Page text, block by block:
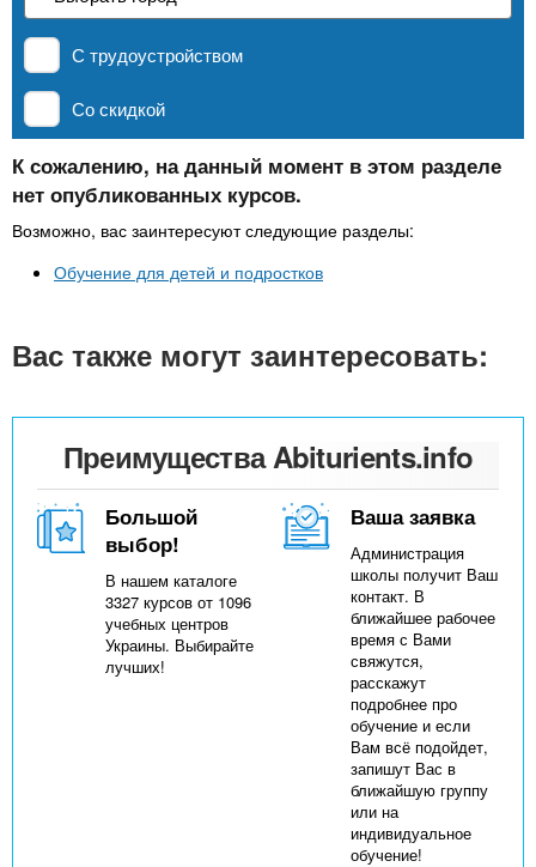
t
s
.
i
n
f
o
е
д
е
н
Частные школы
Онлайн курсы
За рубежом
С трудоустройством
Со скидкой
К сожалению, на данный момент в этом разделе
нет опубликованных курсов.
Возможно, вас заинтересуют следующие разделы:
Обучение для детей и подростков
Вас также могут заинтересовать:
Преимущества Abiturients.info
Большой
выбор!
В нашем каталоге
3327 курсов от 1096
учебных центров
Украины. Выбирайте
лучших!
Ваша заявка
Администрация
школы получит Ваш
контакт. В
ближайшее рабочее
время с Вами
свяжутся,
расскажут
подробнее про
обучение и если
Вам всё подойдет,
запишут Вас в
ближайшую группу
или на
индивидуальное
обучение!